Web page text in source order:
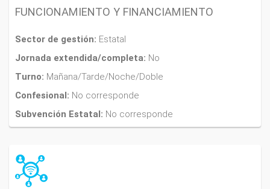
FUNCIONAMIENTO Y FINANCIAMIENTO
Sector de gestión: Estatal
Jornada extendida/completa: No
Turno: Mañana/Tarde/Noche/Doble
Confesional: No corresponde
Subvención Estatal: No corresponde